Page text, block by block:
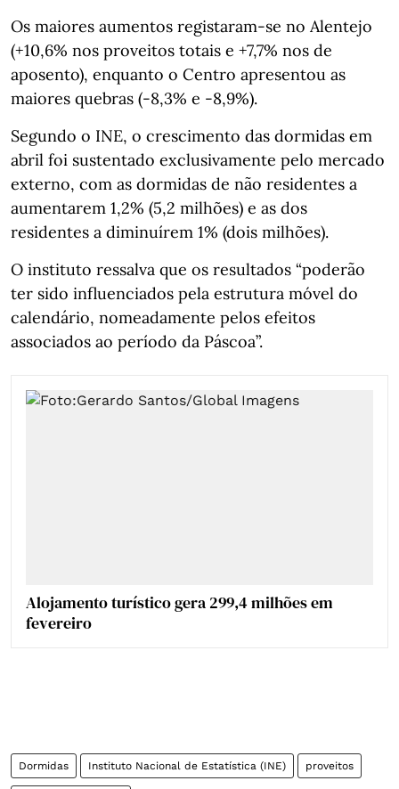
Os maiores aumentos registaram‑se no Alentejo
(+10,6% nos proveitos totais e +7,7% nos de
aposento), enquanto o Centro apresentou as
maiores quebras (-8,3% e -8,9%).
Segundo o INE, o crescimento das dormidas em
abril foi sustentado exclusivamente pelo mercado
externo, com as dormidas de não residentes a
aumentarem 1,2% (5,2 milhões) e as dos
residentes a diminuírem 1% (dois milhões).
O instituto ressalva que os resultados “poderão
ter sido influenciados pela estrutura móvel do
calendário, nomeadamente pelos efeitos
associados ao período da Páscoa”.
Alojamento turístico gera 299,4 milhões em
fevereiro
Dormidas Instituto Nacional de Estatística (INE) proveitos